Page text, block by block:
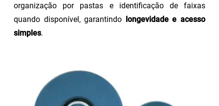
organização por pastas e identificação de faixas
quando disponível, garantindo longevidade e acesso
simples.